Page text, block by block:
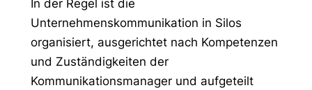
In der Regel ist die
Unternehmenskommunikation in Silos
organisiert, ausgerichtet nach Kompetenzen
und Zuständigkeiten der
Kommunikationsmanager und aufgeteilt